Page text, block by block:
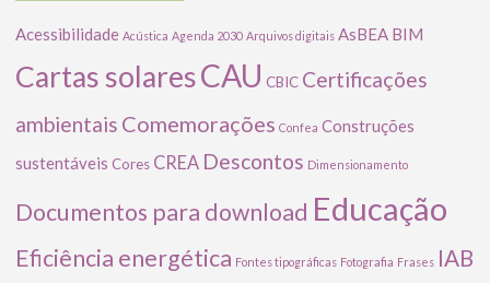
Acessibilidade Acústica Agenda 2030 Arquivos digitais AsBEA BIM
Cartas solaresCAU CBIC Certificações
ambientais Comemorações Confea Construções
sustentáveis Cores CREA Descontos Dimensionamento
Documentos para download Educação
Eficiência energética Fontes tipográficas Fotografia Frases IAB